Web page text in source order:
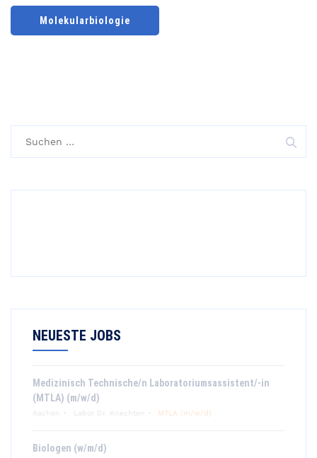
Molekularbiologie
NEUESTE JOBS
Medizinisch Technische/n Laboratoriumsassistent/-in
(MTLA) (m/w/d)
Aachen Labor Dr. Knechten MTLA (m/w/d)
Biologen (w/m/d)